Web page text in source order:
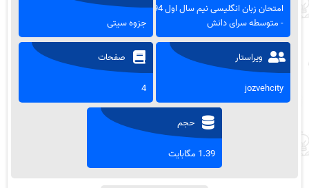
امتحان زبان انگلیسی نیم سال اول 94
- متوسطه سرای دانش
جزوه سیتی
ویراستار
jozvehcity
صفحات
4
حجم
1.39 مگابایت